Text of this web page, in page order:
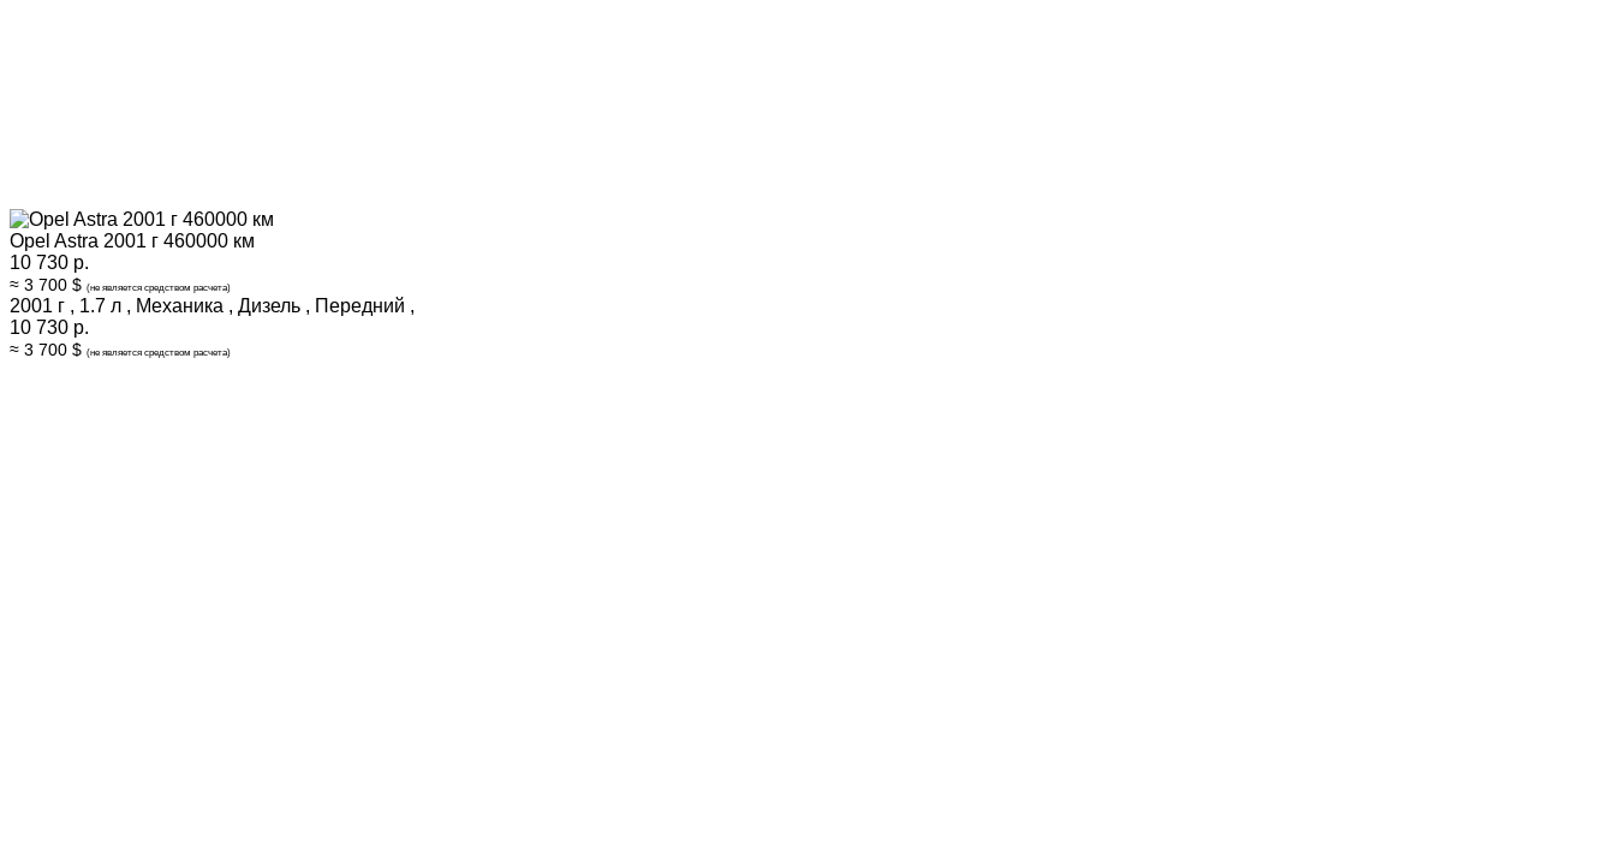
Opel Astra 2001 г 460000 км
10 730 р.
≈ 3 700 $ (не является средством расчета)
2001 г , 1.7 л , Механика , Дизель , Передний ,
10 730 р.
≈ 3 700 $ (не является средством расчета)